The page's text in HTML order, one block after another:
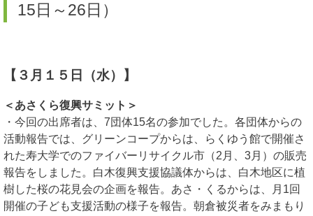
15日～26日）
【３月１５日（水）】
＜あさくら復興サミット＞
・今回の出席者は、7団体15名の参加でした。各団体からの
活動報告では、グリーンコープからは、らくゆう館で開催さ
れた寿大学でのファイバーリサイクル市（2月、3月）の販売
報告をしました。白木復興支援協議体からは、白木地区に植
樹した桜の花見会の企画を報告。あさ・くるからは、月1回
開催の子ども支援活動の様子を報告。朝倉被災者をみまもり